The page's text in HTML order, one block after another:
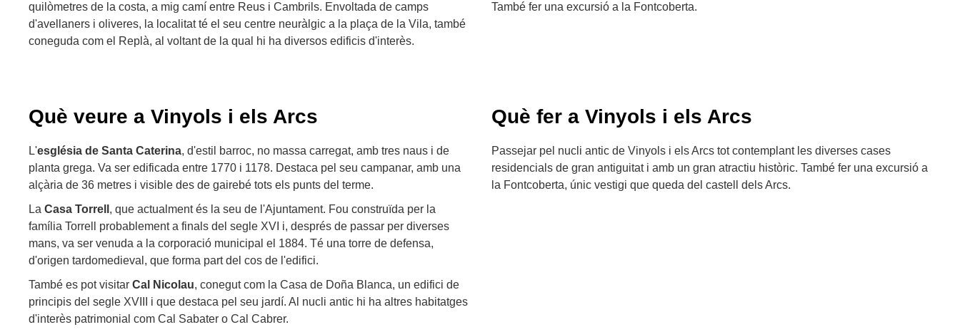
quilòmetres de la costa, a mig camí entre Reus i Cambrils. Envoltada de camps
d'avellaners i oliveres, la localitat té el seu centre neuràlgic a la plaça de la Vila, també
coneguda com el Replà, al voltant de la qual hi ha diversos edificis d'interès.
També fer una excursió a la Fontcoberta.
Què veure a Vinyols i els Arcs
L'església de Santa Caterina, d'estil barroc, no massa carregat, amb tres naus i de
planta grega. Va ser edificada entre 1770 i 1178. Destaca pel seu campanar, amb una
alçària de 36 metres i visible des de gairebé tots els punts del terme.
La Casa Torrell , que actualment és la seu de l'Ajuntament. Fou construïda per la
família Torrell probablement a finals del segle XVI i, després de passar per diverses
mans, va ser venuda a la corporació municipal el 1884. Té una torre de defensa,
d'origen tardomedieval, que forma part del cos de l'edifici.
També es pot visitar Cal Nicolau, conegut com la Casa de Doña Blanca, un edifici de
principis del segle XVIII i que destaca pel seu jardí. Al nucli antic hi ha altres habitatges
d'interès patrimonial com Cal Sabater o Cal Cabrer.
Què fer a Vinyols i els Arcs
Passejar pel nucli antic de Vinyols i els Arcs tot contemplant les diverses cases
residencials de gran antiguitat i amb un gran atractiu històric. També fer una excursió a
la Fontcoberta, únic vestigi que queda del castell dels Arcs.